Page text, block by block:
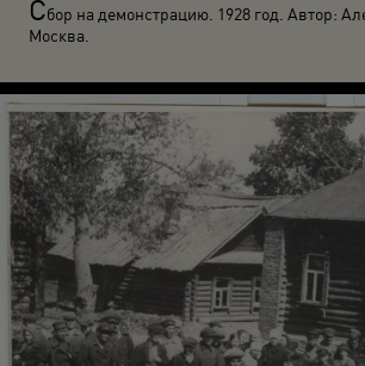
Сбор на демонстрацию. 1928 год. Автор:
Москва.